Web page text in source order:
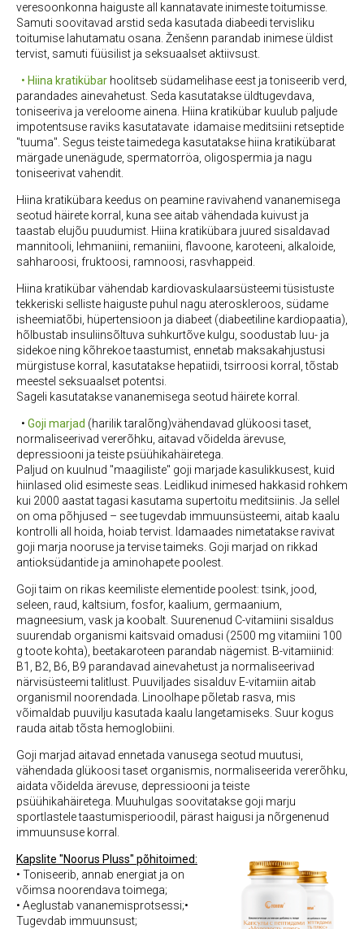
veresoonkonna haiguste all kannatavate inimeste toitumisse.
Samuti soovitavad arstid seda kasutada diabeedi tervisliku
toitumise lahutamatu osana. Ženšenn parandab inimese üldist
tervist, samuti füüsilist ja seksuaalset aktiivsust.
• Hiina kratikübar hoolitseb südamelihase eest ja toniseerib verd,
parandades ainevahetust. Seda kasutatakse üldtugevdava,
toniseeriva ja vereloome ainena. Hiina kratikübar kuulub paljude
impotentsuse raviks kasutatavate idamaise meditsiini retseptide
"tuuma". Segus teiste taimedega kasutatakse hiina kratikübarat
märgade unenägude, spermatorröa, oligospermia ja nagu
toniseerivat vahendit.
Hiina kratikübara keedus on peamine ravivahend vananemisega
seotud häirete korral, kuna see aitab vähendada kuivust ja
taastab elujõu puudumist. Hiina kratikübara juured sisaldavad
mannitooli, lehmaniini, remaniini, flavoone, karoteeni, alkaloide,
sahharoosi, fruktoosi, ramnoosi, rasvhappeid.
Hiina kratikübar vähendab kardiovaskulaarsüsteemi tüsistuste
tekkeriski selliste haiguste puhul nagu ateroskleroos, südame
isheemiatõbi, hüpertensioon ja diabeet (diabeetiline kardiopaatia),
hõlbustab insuliinsõltuva suhkurtõve kulgu, soodustab luu- ja
sidekoe ning kõhrekoe taastumist, ennetab maksakahjustusi
mürgistuse korral, kasutatakse hepatiidi, tsirroosi korral, tõstab
meestel seksuaalset potentsi.
Sageli kasutatakse vananemisega seotud häirete korral.
• Goji marjad (harilik taralõng)vähendavad glükoosi taset,
normaliseerivad vererõhku, aitavad võidelda ärevuse,
depressiooni ja teiste psüühikahäiretega.
Paljud on kuulnud "maagiliste" goji marjade kasulikkusest, kuid
hiinlased olid esimeste seas. Leidlikud inimesed hakkasid rohkem
kui 2000 aastat tagasi kasutama supertoitu meditsiinis. Ja sellel
on oma põhjused – see tugevdab immuunsüsteemi, aitab kaalu
kontrolli all hoida, hoiab tervist. Idamaades nimetatakse ravivat
goji marja nooruse ja tervise taimeks. Goji marjad on rikkad
antioksüdantide ja aminohapete poolest.
Goji taim on rikas keemiliste elementide poolest: tsink, jood,
seleen, raud, kaltsium, fosfor, kaalium, germaanium,
magneesium, vask ja koobalt. Suurenenud C-vitamiini sisaldus
suurendab organismi kaitsvaid omadusi (2500 mg vitamiini 100
g toote kohta), beetakaroteen parandab nägemist. B-vitamiinid:
B1, B2, B6, B9 parandavad ainevahetust ja normaliseerivad
närvisüsteemi talitlust. Puuviljades sisalduv E-vitamiin aitab
organismil noorendada. Linoolhape põletab rasva, mis
võimaldab puuvilju kasutada kaalu langetamiseks. Suur kogus
rauda aitab tõsta hemoglobiini.
Goji marjad aitavad ennetada vanusega seotud muutusi,
vähendada glükoosi taset organismis, normaliseerida vererõhku,
aidata võidelda ärevuse, depressiooni ja teiste
psüühikahäiretega. Muuhulgas soovitatakse goji marju
sportlastele taastumisperioodil, pärast haigusi ja nõrgenenud
immuunsuse korral.
Kapslite "Noorus Pluss" põhitoimed:
• Toniseerib, annab energiat ja on
võimsa noorendava toimega;
• Aeglustab vananemisprotsessi;•
Tugevdab immuunsust;